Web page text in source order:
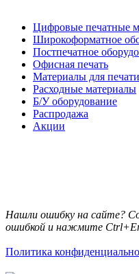
Цифровые печатные
Широкоформатное
Постпечатное
Офисная печать
Материалы для печати
Расходные материалы
Б/У оборудование
Распродажа
Акции
Нашли ошибку на сайте?
ошибкой и нажмите
Политика